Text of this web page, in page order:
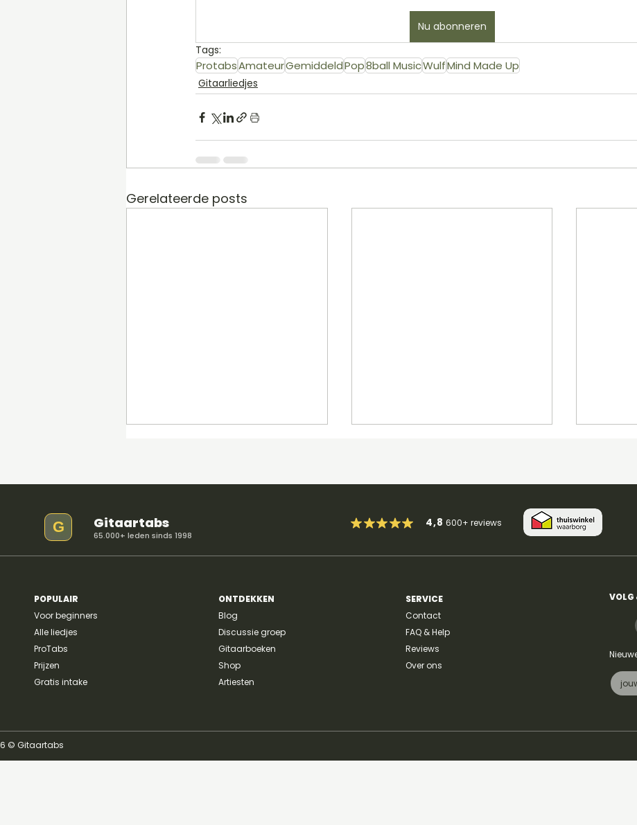
Nu abonneren
Tags:
ProtabsAmateurGemiddeldPop8ball MusicWulfMind Made Up
Gitaarliedjes
Gerelateerde posts
G Gitaartabs
65.000+ leden sinds 1998
4,8600+reviews
POPULAIR
Voor beginners
Alle liedjes
ProTabs
Prijzen
Gratis intake
ONTDEKKEN
Blog
Discussie groep
Gitaarboeken
Shop
Artiesten
SERVICE
Contact
FAQ & Help
Reviews
Over ons
VOLG
© Gitaartabs